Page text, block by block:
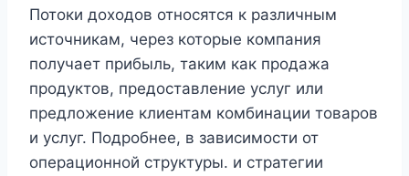
Потоки доходов относятся к различным
источникам, через которые компания
получает прибыль, таким как продажа
продуктов, предоставление услуг или
предложение клиентам комбинации товаров
и услуг. Подробнее, в зависимости от
операционной структуры. и стратегии